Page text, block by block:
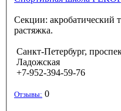
Секции: акробатический
растяжка.
Санкт-Петербург,
Ладожская
+7-952-394-59-76
Отзывы: 0